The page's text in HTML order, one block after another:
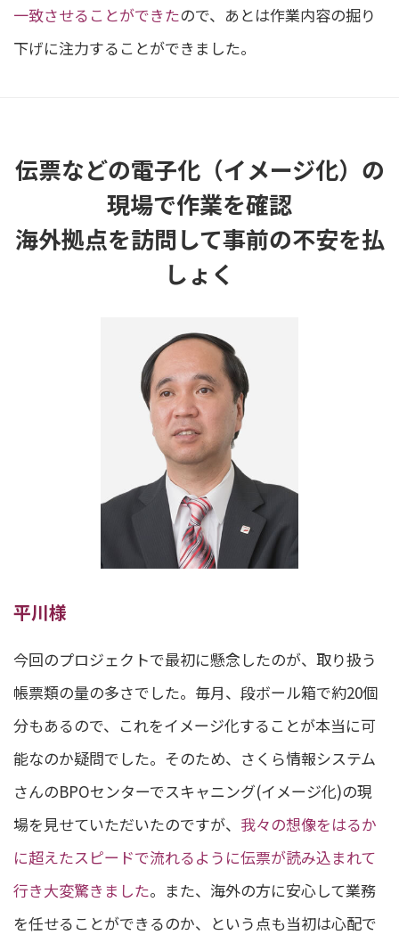
一致させることができたので、あとは作業内容の掘り
下げに注力することができました。
伝票などの電子化（イメージ化）の
現場で作業を確認
海外拠点を訪問して事前の不安を払
しょく
平川様
今回のプロジェクトで最初に懸念したのが、取り扱う
帳票類の量の多さでした。毎月、段ボール箱で約20個
分もあるので、これをイメージ化することが本当に可
能なのか疑問でした。そのため、さくら情報システム
さんのBPOセンターでスキャニング(イメージ化)の現
場を見せていただいたのですが、 我々の想像をはるか
に超えたスピードで流れるように伝票が読み込まれて
行き大変驚きました。また、海外の方に安心して業務
を任せることができるのか、という点も当初は心配で